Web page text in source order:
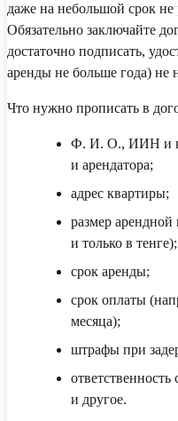
даже на небольшой срок не
Обязательно заключайте
достаточно подписать,
аренды не больше года) не
Что нужно прописать в
Ф. И. О., ИИН и
и арендатора;
адрес квартиры;
размер
и только в тенге);
срок аренды;
срок оплаты
месяца);
штрафы при
и другое.